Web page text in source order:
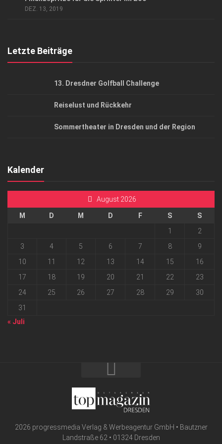
DEZ. 13, 2019
Letzte Beiträge
13. Dresdner Golfball Challenge
Reiselust und Rückkehr
Sommertheater in Dresden und der Region
Kalender
August 2026
M D M D F S
S
1
2
3
4 5 6 7 8
9
10
11 12 13 14 15
16
17
18 19 20 21 22
23
24
25 26 27 28 29
30
31
« Juli
2026 progressmedia Verlag & Werbeagentur GmbH • Bautzner
Landstraße 62 • 01324 Dresden